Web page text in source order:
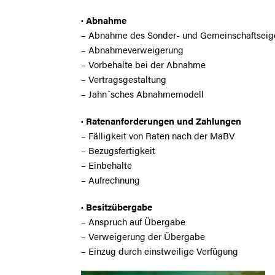
· Abnahme
– Abnahme des Sonder- und
– Abnahmeverweigerung
– Vorbehalte bei der Abnahme
– Vertragsgestaltung
– Jahn´sches Abnahmemodell
· Ratenanforderungen und Zahlungen
– Fälligkeit von Raten nach der MaBV
– Bezugsfertigkeit
– Einbehalte
– Aufrechnung
· Besitzübergabe
– Anspruch auf Übergabe
– Verweigerung der Übergabe
– Einzug durch einstweilige Verfügung